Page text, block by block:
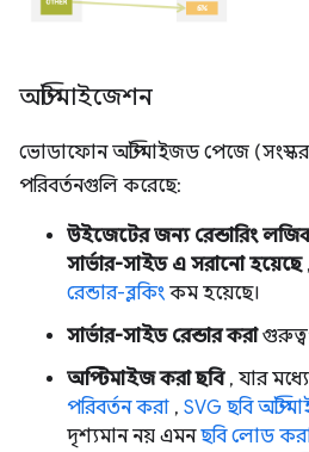
অপ্টিমাইজেশন
ভোডাফোন অপ্টিমাইজড পেজে
পরিবর্তনগুলি করেছে:
উইজেটের জন্য রেন্ডারিং লজিক
সার্ভার-সাইড এ সরানো হয়েছে
রেন্ডার-ব্লকিং কম হয়েছে।
সার্ভার-সাইড রেন্ডার করা
অপ্টিমাইজ করা ছবি, যার
পরিবর্তন করা , SVG ছবি
দৃশ্যমান নয় এমনছবি লোড